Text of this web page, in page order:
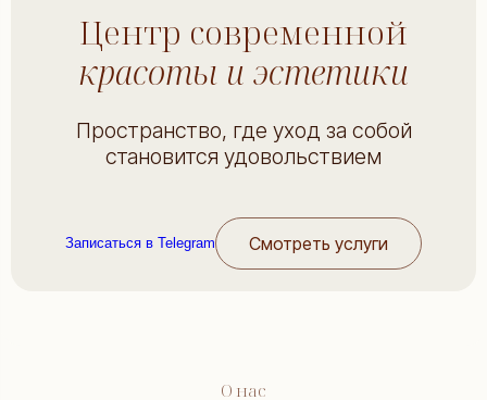
Центр современной
красоты и эстетики
Пространство, где уход за собой
становится удовольствием
Записаться в Telegram Смотреть услуги
О нас